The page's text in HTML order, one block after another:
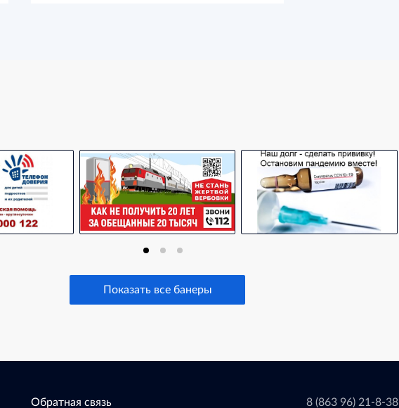
Показать все банеры
Обратная связь 8 (863 96) 21-8-38